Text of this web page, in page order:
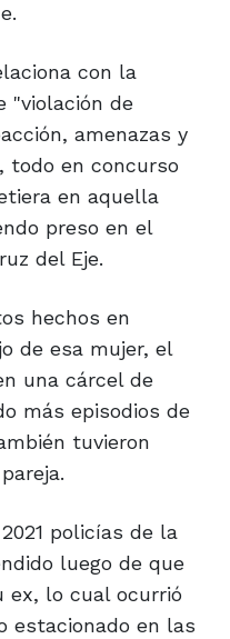
con la
"violación de
amenazas y
todo en concurso
en aquella
preso en el
del Eje.
hechos en
de esa mujer, el
una cárcel de
más episodios de
tuvieron
policías de la
luego de que
ex, lo cual ocurrió
estacionado en las